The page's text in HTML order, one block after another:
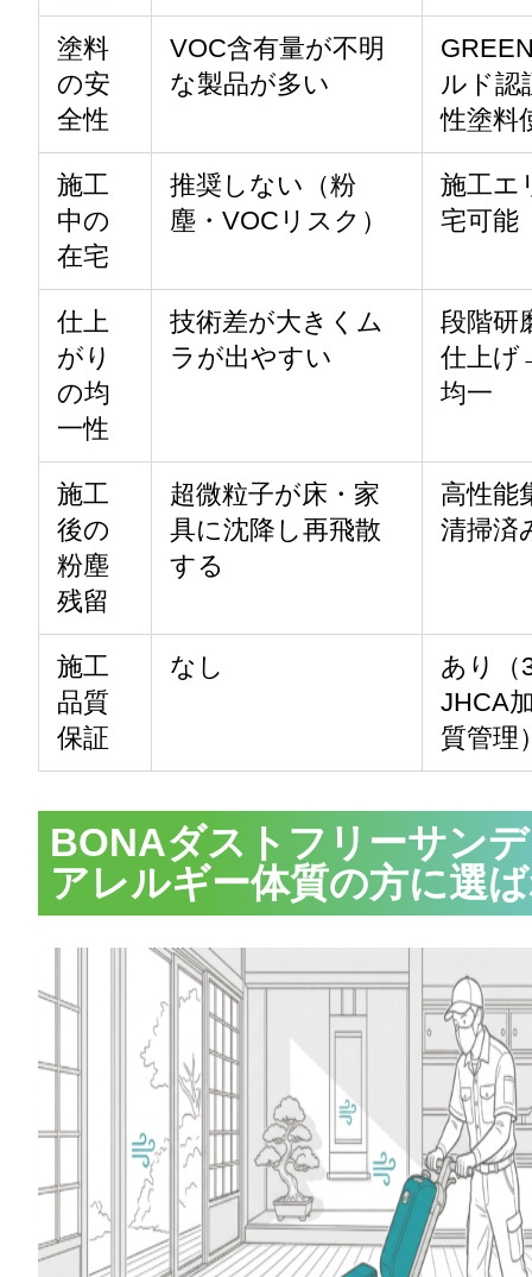
塗料
の安
全性
VOC含有量が不明
な製品が多い
ルド認
性塗料
施工
中の
在宅
推奨しない（粉
塵・VOCリスク）
施工エ
宅可能
仕上
がり
の均
一性
技術差が大きくム
ラが出やすい
段階研
仕上げ
均一
施工
後の
粉塵
残留
超微粒子が床・家
具に沈降し再飛散
する
高性能
清掃済
施工
品質
保証
なし
あり（
JHCA
質管理
BONAダストフリーサン
アレルギー体質の方に選